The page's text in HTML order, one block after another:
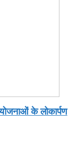
के लोकार्पण